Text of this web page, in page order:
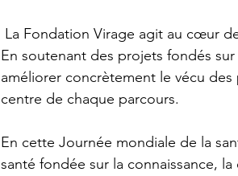
La Fondation Virage agit au cœur
En soutenant des projets fondés
améliorer concrètement le vécu des
centre de chaque parcours.
En cette Journée mondiale de la
santé fondée sur la connaissance,